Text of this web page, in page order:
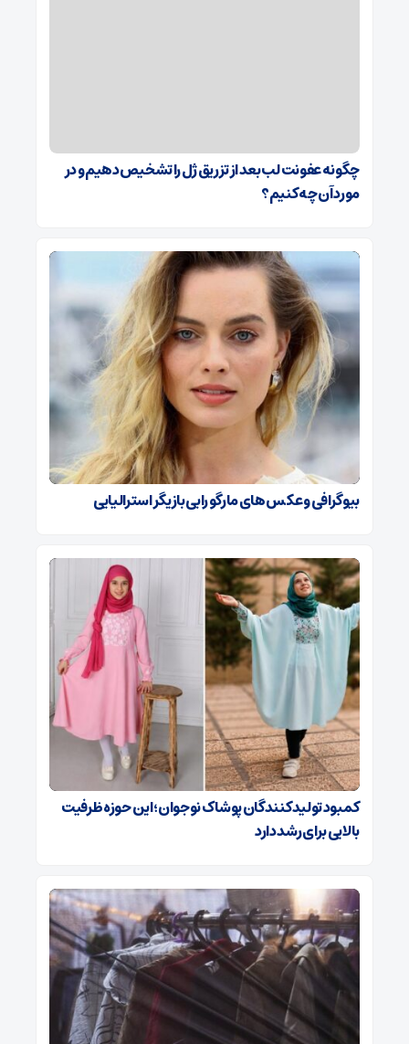
چگونه عفونت لب بعد از تزریق ژل را تشخیص دهیم و در
مورد آن چه کنیم؟
بیوگرافی و عکس های مارگو رابی بازیگر استرالیایی
کمبود تولیدکنندگان پوشاک نوجوان؛ این حوزه ظرفیت
بالایی برای رشد دارد